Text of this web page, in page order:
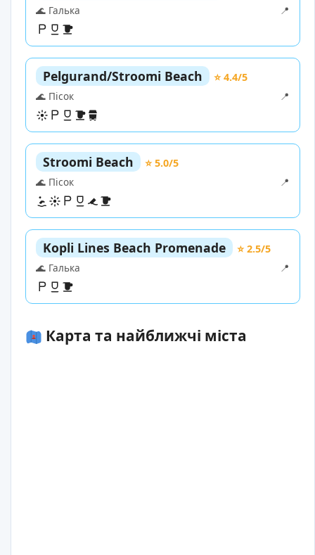
🌊 Галька
📍
Pelgurand/Stroomi Beach
⭐ 4.4/5
🌊 Пісок
📍
Stroomi Beach
⭐ 5.0/5
🌊 Пісок
📍
Kopli Lines Beach Promenade
⭐ 2.5/5
🌊 Галька
📍
Карта та найближчі міста